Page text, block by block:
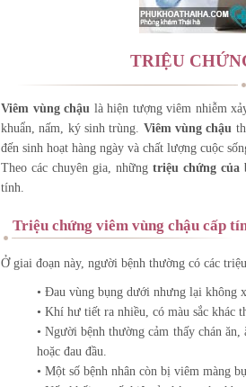
TRIỆU
Viêm vùng chậu là hiện tượng viêm nhiễm
khuẩn, nấm, ký sinh trùng. Viêm vùng chậu
đến sinh hoạt hàng ngày và chất lượng cuộc
Theo các chuyên gia, những triệu chứng của
tính.
Triệu chứng viêm vùng chậu cấp
Ở giai đoạn này, người bệnh thường có các
• Đau vùng bụng dưới nhưng lại không
• Khí hư tiết ra nhiều, có màu sắc khác
• Người bệnh thường cảm thấy chán
hoặc đau đầu.
• Một số bệnh nhân còn bị viêm màng